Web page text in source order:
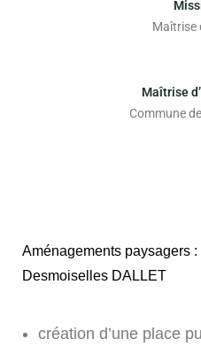
Maîtrise
Maîtrise
Commune
Aménagements paysagers
Desmoiselles DALLET
création d’une place